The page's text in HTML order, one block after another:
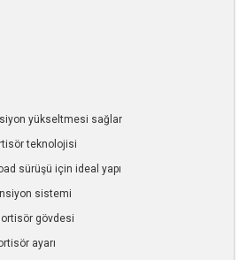
yükseltmesi sağlar
teknolojisi
sürüşü için ideal yapı
sistemi
gövdesi
ayarı